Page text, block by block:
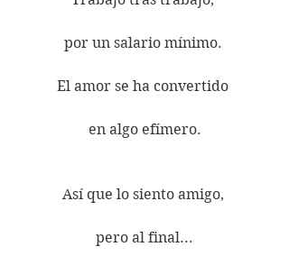
por un salario mínimo.
El amor se ha convertido
en algo efímero.
Así que lo siento amigo,
pero al final...